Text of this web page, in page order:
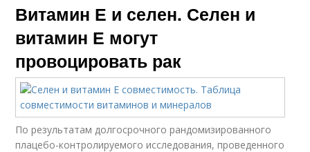
Витамин Е и селен. Селен и
витамин Е могут
провоцировать рак
По результатам долгосрочного рандомизированного
плацебо-контролируемого исследования, проведенного